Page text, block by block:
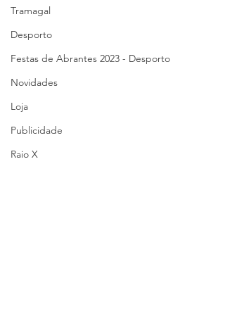
Tramagal
Desporto
Festas de Abrantes 2023 - Desporto
Novidades
Loja
Publicidade
Raio X